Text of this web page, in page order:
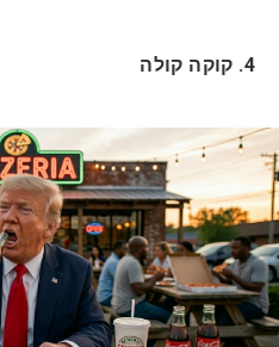
4. קוקה קולה